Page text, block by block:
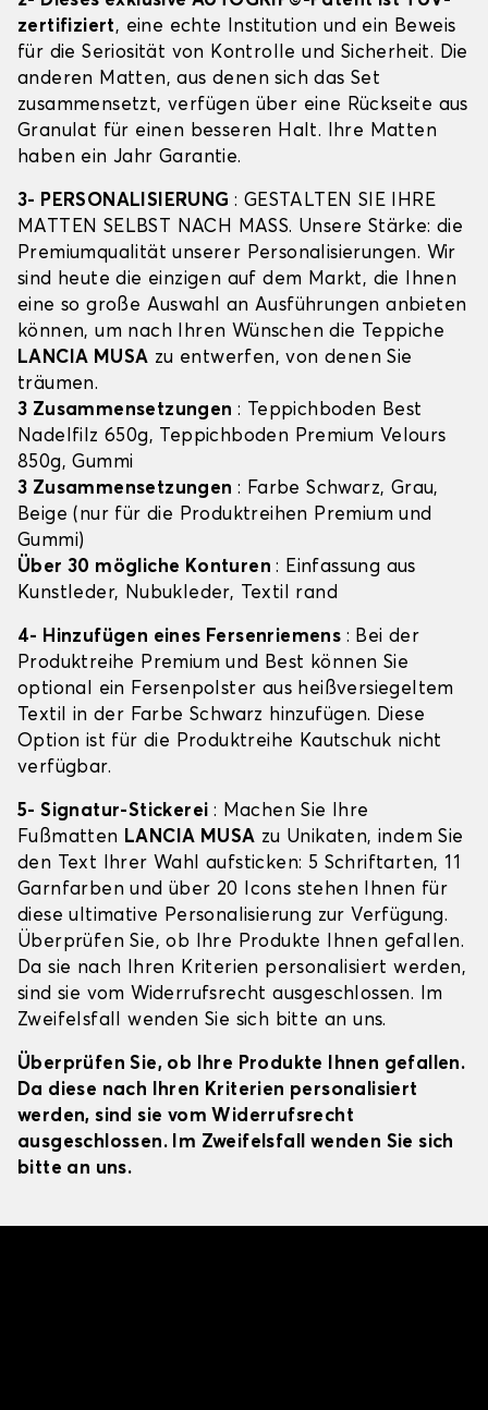
zertifiziert, eine echte Institution und ein Beweis
für die Seriosität von Kontrolle und Sicherheit. Die
anderen Matten, aus denen sich das Set
zusammensetzt, verfügen über eine Rückseite aus
Granulat für einen besseren Halt. Ihre Matten
haben ein Jahr Garantie.
3- PERSONALISIERUNG : GESTALTEN SIE IHRE
MATTEN SELBST NACH MASS. Unsere Stärke: die
Premiumqualität unserer Personalisierungen. Wir
sind heute die einzigen auf dem Markt, die Ihnen
eine so große Auswahl an Ausführungen anbieten
können, um nach Ihren Wünschen die Teppiche
LANCIA MUSA zu entwerfen, von denen Sie
träumen.
3 Zusammensetzungen : Teppichboden Best
Nadelfilz 650g, Teppichboden Premium Velours
850g, Gummi
3 Zusammensetzungen : Farbe Schwarz, Grau,
Beige (nur für die Produktreihen Premium und
Gummi)
Über 30 mögliche Konturen: Einfassung aus
Kunstleder, Nubukleder, Textil rand
4- Hinzufügen eines Fersenriemens : Bei der
Produktreihe Premium und Best können Sie
optional ein Fersenpolster aus heißversiegeltem
Textil in der Farbe Schwarz hinzufügen. Diese
Option ist für die Produktreihe Kautschuk nicht
verfügbar.
5- Signatur-Stickerei : Machen Sie Ihre
Fußmatten LANCIA MUSA zu Unikaten, indem Sie
den Text Ihrer Wahl aufsticken: 5 Schriftarten, 11
Garnfarben und über 20 Icons stehen Ihnen für
diese ultimative Personalisierung zur Verfügung.
Überprüfen Sie, ob Ihre Produkte Ihnen gefallen.
Da sie nach Ihren Kriterien personalisiert werden,
sind sie vom Widerrufsrecht ausgeschlossen. Im
Zweifelsfall wenden Sie sich bitte an uns.
Überprüfen Sie, ob Ihre Produkte Ihnen gefallen.
Da diese nach Ihren Kriterien personalisiert
werden, sind sie vom Widerrufsrecht
ausgeschlossen. Im Zweifelsfall wenden Sie sich
bitte an uns.